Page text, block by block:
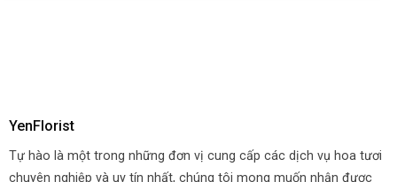
YenFlorist
Tự hào là một trong những đơn vị cung cấp các dịch vụ hoa tươi
chuyên nghiệp và uy tín nhất, chúng tôi mong muốn nhận được